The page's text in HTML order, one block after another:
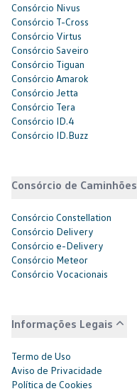
Consórcio Nivus
Consórcio T-Cross
Consórcio Virtus
Consórcio Saveiro
Consórcio Tiguan
Consórcio Amarok
Consórcio Jetta
Consórcio Tera
Consórcio ID.4
Consórcio ID.Buzz
Consórcio de Caminhões
Consórcio Constellation
Consórcio Delivery
Consórcio e-Delivery
Consórcio Meteor
Consórcio Vocacionais
Informações Legais
Termo de Uso
Aviso de Privacidade
Política de Cookies